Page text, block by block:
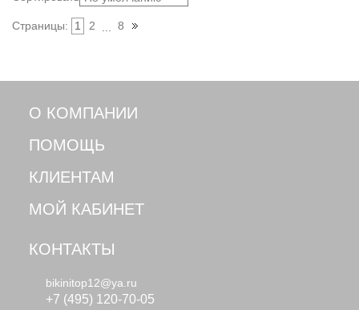
Страницы: 1 2 8
О КОМПАНИИ
ПОМОЩЬ
КЛИЕНТАМ
МОЙ КАБИНЕТ
КОНТАКТЫ
bikinitop12@ya.ru
+7 (495) 120-70-05